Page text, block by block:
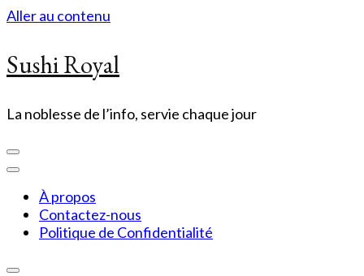
Aller au contenu
Sushi Royal
La noblesse de l’info, servie chaque jour
À propos
Contactez-nous
Politique de Confidentialité